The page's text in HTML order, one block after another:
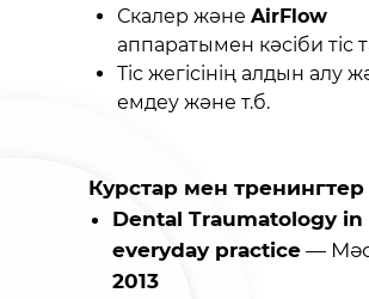
Скалер және AirFlow
аппаратымен кәсіби тіс
Тіс жегісінің алдын алу
емдеу және т.б.
Курстар мен тренингтер
Dental Traumatology in
everyday practice —
2013